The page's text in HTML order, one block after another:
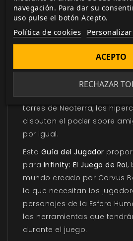
flaquea…
Pero más allá de esa
contención, las intrigas y
Esfera Humana siguen
fragmentos de los
Humanidad a las heladas
Svalarheima, pasando por
torres de Neoterra, las
disputan el poder sobre
por igual.
Esta Guía del Jugador
para Infinity: El Juego de Rol,
mundo creado por Corvus
lo que necesitan los
personajes de la Esfera
las herramientas que
durante el juego.
navegación. Para dar su
uso pulse el botón Acepto.
Política de cookies
RECHAZAR
ACEPTO